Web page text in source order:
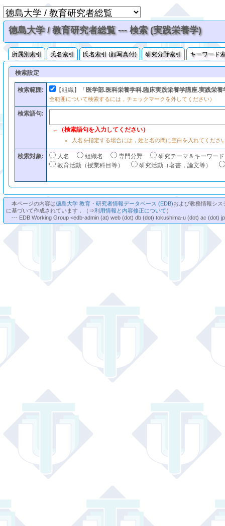
徳島大学 / 教育研究者総覧 --- 検索 (実践栄養学)
所属別索引 氏名索引 氏名索引 (顔写真付) 研究分野索引 キーワード
検索設定
検索範囲: 【組織】「 医学部.医科栄養学科.臨床実践栄養学講座.実践栄養
全範囲について検索するには，チェックマークを外してください）
検索語句:
←（検索語句を入力してください）
人名を指定する場合には，姓と名の間に空白を入れてくださ
検索対象: 人名 組織名 専門分野
研究テーマ＆キーワード
教育活動（授業科目等）
研究活動（著書，論文等）
本ページの内容は徳島大学 教育・研究者情報データベース (EDB)および教務情報シ
に基づいて作成されています．（⇒利用情報と内容修正について ）
--- EDB Working Group <edb-admin (at) web (dot) db (dot) tokushima-u (dot) ac (dot)